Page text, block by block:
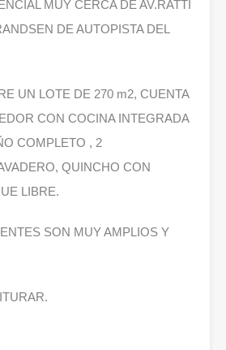
MUY CERCA DE AV.RATTI
DE AUTOPISTA DEL
UN LOTE DE 270 m2, CUENTA
CON COCINA INTEGRADA
COMPLETO , 2
QUINCHO CON
LIBRE.
SON MUY AMPLIOS Y